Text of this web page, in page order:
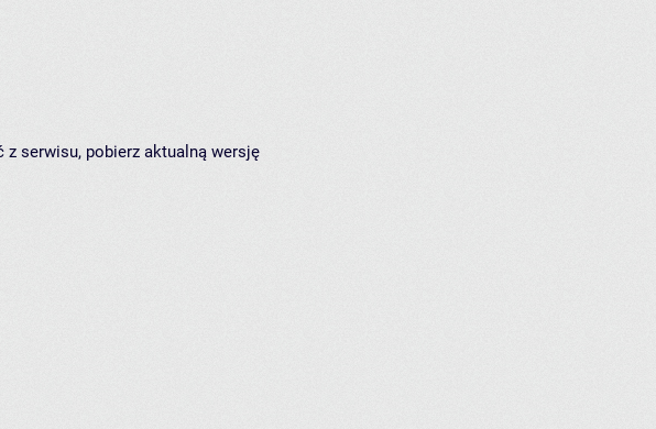
z serwisu, pobierz aktualną wersję